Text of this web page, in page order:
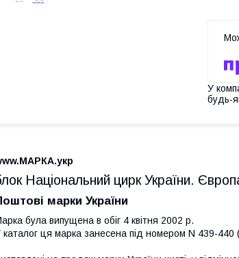
У
будь-
Національний цирк України.
марки України
була випущена в обіг 4 квітня 2002 р.
каталог ця марка занесена під номером N 439-440